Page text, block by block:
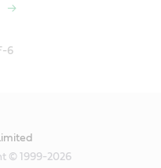
6
© 1999-2026